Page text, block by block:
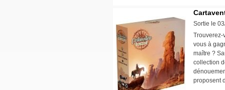
Sortie le
Trouverez-
vous à
maître ?
collection
proposent